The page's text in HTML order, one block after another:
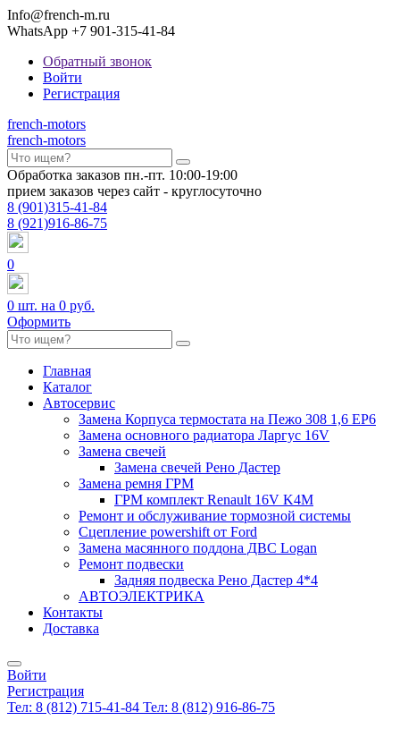
Info@french-m.ru
WhatsApp +7 901-315-41-84
Обратный звонок
Войти
Регистрация
french-motors
french-motors
Обработка заказов пн.-пт. 10:00-19:00
прием заказов через сайт - круглосуточно
8 (901)315-41-84
8 (921)916-86-75
0
0 шт. на 0 руб.
Оформить
Главная
Каталог
Автосервис
Замена Корпуса термостата на Пежо 308 1,6 EP6
Замена основного радиатора Ларгус 16V
Замена свечей
Замена свечей Рено Дастер
Замена ремня ГРМ
ГРМ комплект Renault 16V K4M
Ремонт и обслуживание тормозной системы
Сцепление powershift от Ford
Замена масянного поддона ДВС Logan
Ремонт подвески
Задняя подвеска Рено Дастер 4*4
АВТОЭЛЕКТРИКА
Контакты
Доставка
Войти
Регистрация
Тел: 8 (812) 715-41-84 Тел: 8 (812) 916-86-75